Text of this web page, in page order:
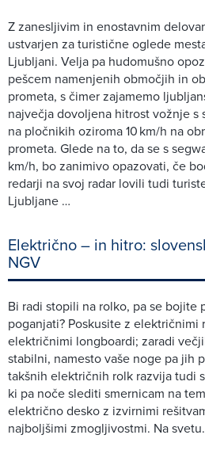
Z zanesljivim in enostavnim
ustvarjen za turistične oglede
Ljubljani. Velja pa hudomušno
pešcem namenjenih območjih in
prometa, s čimer zajamemo
največja dovoljena hitrost vožnje s
na pločnikih oziroma 10 km/h na
prometa. Glede na to, da se s
km/h, bo zanimivo opazovati, če
redarji na svoj radar lovili tudi
Ljubljane …
Električno – in hitro:
NGV
Bi radi stopili na rolko, pa se bojite
poganjati? Poskusite z električnimi
električnimi longboardi; zaradi
stabilni, namesto vaše noge pa jih
takšnih električnih rolk razvija tudi
ki pa noče slediti smernicam na
električno desko z izvirnimi
najboljšimi zmogljivostmi. Na svetu.